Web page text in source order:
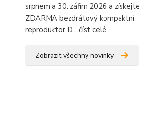
srpnem a 30. zářím 2026 a získejte
ZDARMA bezdrátový kompaktní
reproduktor D... číst celé
Zobrazit všechny novinky